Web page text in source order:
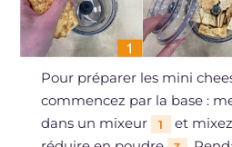
Pour préparer les mini
commencez par la base :
dans un mixeur
1 et mixez